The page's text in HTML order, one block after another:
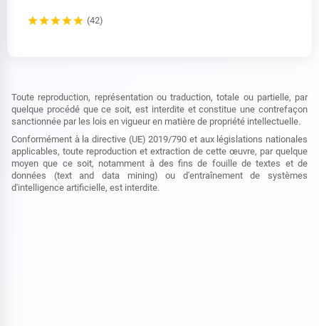
(42)
Toute reproduction, représentation ou traduction, totale ou partielle, par
quelque procédé que ce soit, est interdite et constitue une contrefaçon
sanctionnée par les lois en vigueur en matière de propriété intellectuelle.
Conformément à la directive (UE) 2019/790 et aux législations nationales
applicables, toute reproduction et extraction de cette œuvre, par quelque
moyen que ce soit, notamment à des fins de fouille de textes et de
données (text and data mining) ou d'entraînement de systèmes
d'intelligence artificielle, est interdite.